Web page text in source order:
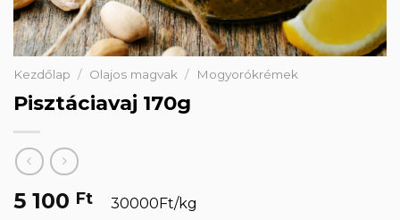
Kezdőlap / Olajos magvak / Mogyorókrémek
Pisztáciavaj 170g
5 100 Ft
30000Ft/kg